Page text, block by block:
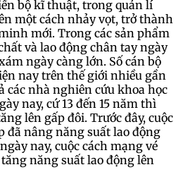
bộ kĩ thuật, trong quản lí
một cách nhảy vọt, trở thành
mới. Trong các sản phẩm
và lao động chân tay ngày
ngày càng lớn. Số cán bộ
nay trên thế giới nhiều gần
các nhà nghiên cứu khoa học
nay, cứ 13 đến 15 năm thì
lên gấp đôi. Trước đây, cuộc
đã nâng năng suất lao động
nay, cuộc cách mạng vé
năng suất lao động lên